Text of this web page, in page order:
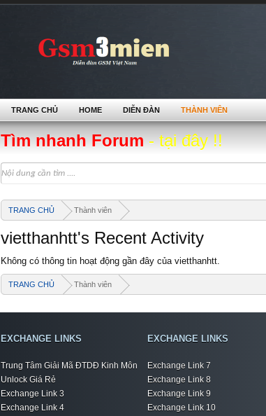
Tìm nhanh Forum- tại đây !!
TRANG CHỦ Thành viên
vietthanhtt's Recent Activity
Không có thông tin hoạt động gần đây của vietthanhtt.
TRANG CHỦ Thành viên
TRANG CHỦ HOME DIỄN ĐÀN THÀNH VIÊN
EXCHANGE LINKS
Trung Tâm Giải Mã ĐTDĐ Kinh Môn
Unlock Giá Rẻ
Exchange Link 3
Exchange Link 4
EXCHANGE LINKS
Exchange Link 7
Exchange Link 8
Exchange Link 9
Exchange Link 10